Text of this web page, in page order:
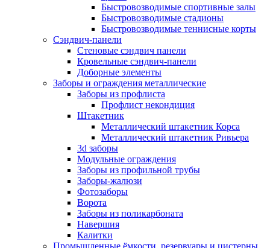
Быстровозводимые спортивные залы
Быстровозводимые стадионы
Быстровозводимые теннисные корты
Сэндвич-панели
Стеновые сэндвич панели
Кровельные сэндвич-панели
Доборные элементы
Заборы и ограждения металлические
Заборы из профлиста
Профлист некондиция
Штакетник
Металлический штакетник Корса
Металлический штакетник Ривьера
3d заборы
Модульные ограждения
Заборы из профильной трубы
Заборы-жалюзи
Фотозаборы
Ворота
Заборы из поликарбоната
Навершия
Калитки
Промышленные ёмкости, резервуары и цистерны